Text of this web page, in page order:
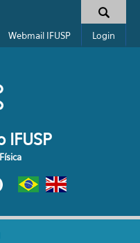
busca
Webmail IFUSP Login
IFUSP